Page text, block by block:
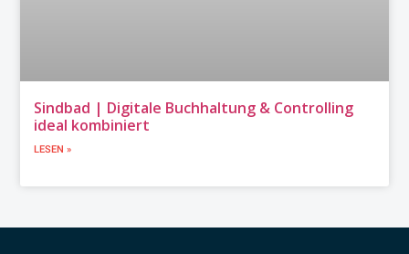
Sindbad | Digitale Buchhaltung & Controlling
ideal kombiniert
LESEN »